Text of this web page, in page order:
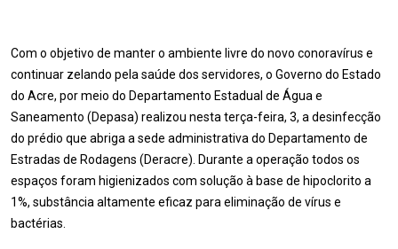
Com o objetivo de manter o ambiente livre do novo conoravírus e
continuar zelando pela saúde dos servidores, o Governo do Estado
do Acre, por meio do Departamento Estadual de Água e
Saneamento (Depasa) realizou nesta terça-feira, 3, a desinfecção
do prédio que abriga a sede administrativa do Departamento de
Estradas de Rodagens (Deracre). Durante a operação todos os
espaços foram higienizados com solução à base de hipoclorito a
1%, substância altamente eficaz para eliminação de vírus e
bactérias.